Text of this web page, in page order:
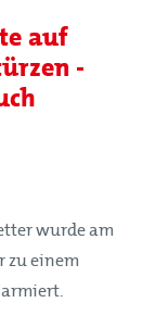
auf
-
wurde am
zu einem